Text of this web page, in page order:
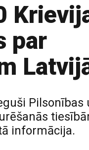
par
Pilsonības
informācija.